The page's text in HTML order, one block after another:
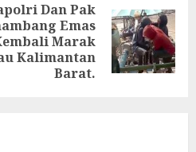
Dan Pak
Emas
Marak
Kalimantan
Barat.